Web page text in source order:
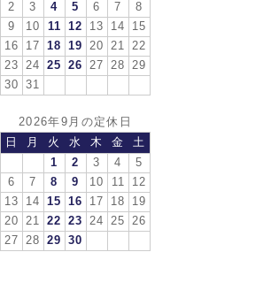
2
3 4 5 6 7
8
9
10 11 12 13 14
15
16
17 18 19 20 21
22
23
24 25 26 27 28
29
30
31
2026年9月の定休日
日
月 火 水 木 金
土
1
2 3 4
5
6
7 8 9 10 11
12
13
14 15 16 17 18
19
20
21 22 23 24 25
26
27
28 29 30